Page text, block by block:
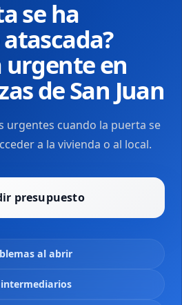
se ha
en
de San Juan
urgentes cuando la puerta se
a la vivienda o al local.
presupuesto
al abrir
intermediarios